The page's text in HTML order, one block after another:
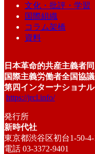
文化・批評・学習
国際組織
コラム架橋
資料
日本革命的共産主義者
国際主義労働者全国協
第四インターナショナ
https://jrcl.info/
発行所
新時代社
東京都渋谷区初台1-50-4-
電話 03-3372-9401